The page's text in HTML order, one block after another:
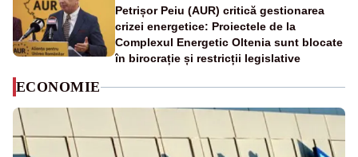
Petrișor Peiu (AUR) critică gestionarea
crizei energetice: Proiectele de la
Complexul Energetic Oltenia sunt blocate
în birocrație și restricții legislative
ECONOMIE